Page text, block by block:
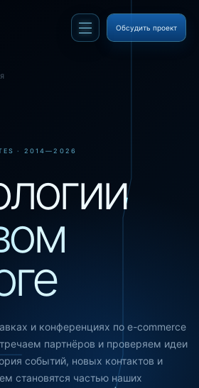
Обсудить проект
· 2014—2026
и конференциях по e-commerce
партнёров и проверяем идеи
событий, новых контактов и
становятся частью наших